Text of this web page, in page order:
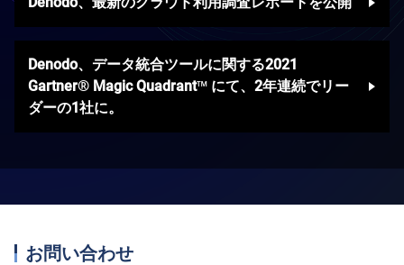
Denodo、データ統合ツールに関する2021
Gartner® Magic Quadrant™ にて、2年連続でリー
ダーの1社に。
お問い合わせ